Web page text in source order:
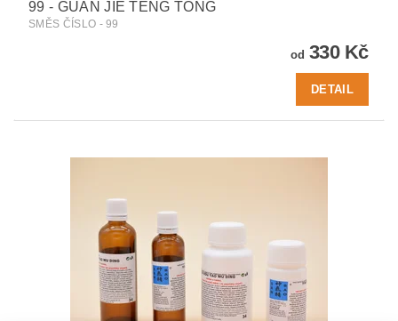
99 - GUAN JIE TENG TONG
SMĚS ČÍSLO - 99
od 330 Kč
DETAIL